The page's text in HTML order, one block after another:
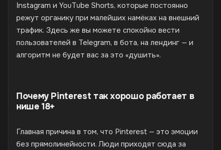
Instagram и YouTube Shorts, которые постоянно
режут органику при малейших намёках на внешний
трафик. Здесь же вы можете спокойно вести
пользователей в Telegram, в бота, на лендинг — и
алгоритм не будет вас за это «душить».
Почему Pinterest так хорошо работает в
нише 18+
Главная причина в том, что Pinterest — это эмоции
без прямолинейности. Люди приходят сюда за